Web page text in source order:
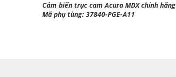
Cảm biến trục cam Acura MDX chính hãng
Mã phụ tùng: 37840-PGE-A11